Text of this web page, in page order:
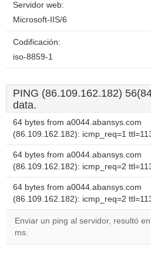
Servidor web:
Microsoft-IIS/6
Codificación:
iso-8859-1
PING (86.109.162.182)
data.
64 bytes from a0044.abansys.com
(86.109.162.182): icmp_req=1
64 bytes from a0044.abansys.com
(86.109.162.182): icmp_req=2
64 bytes from a0044.abansys.com
(86.109.162.182): icmp_req=2
Enviar un ping al servidor, resultó
ms.